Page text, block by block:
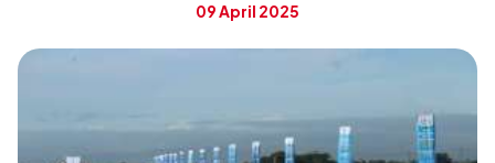
09 April 2025